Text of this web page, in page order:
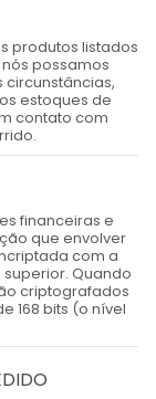
produtos listados
possamos
circunstâncias,
estoques de
contato com
financeiras e
que envolver
com a
superior. Quando
criptografados
168 bits (o nível